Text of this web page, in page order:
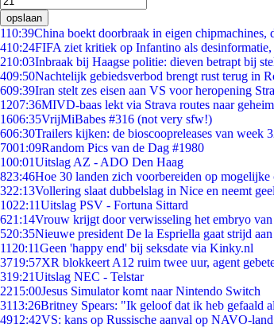
opslaan
110:39China boekt doorbraak in eigen
410:24FIFA ziet kritiek op Infantino als
210:03Inbraak bij Haagse politie: dieven betrapt bij
409:50Nachtelijk gebiedsverbod brengt rust terug in
609:39Iran stelt zes eisen aan VS voor heropening
1207:36MIVD-baas lekt via Strava routes naar
1606:35VrijMiBabes #316 (not very sfw!)
606:30Trailers kijken: de bioscoopreleases van week
7001:09Random Pics van de Dag #1980
100:01Uitslag AZ - ADO Den Haag
823:46Hoe 30 landen zich voorbereiden op
322:13Vollering slaat dubbelslag in Nice en neemt
1022:11Uitslag PSV - Fortuna Sittard
621:14Vrouw krijgt door verwisseling het embryo van
520:35Nieuwe president De la Espriella gaat strijd
11 20:11Geen 'happy end' bij seksdate via Kinky.nl
3719:57XR blokkeert A12 ruim twee uur, agent
319:21Uitslag NEC - Telstar
2215:00Jesus Simulator komt naar Nintendo Switch
3113:26Britney Spears: "Ik geloof dat ik heb gefaald
4912:42VS: kans op Russische aanval op NAVO-